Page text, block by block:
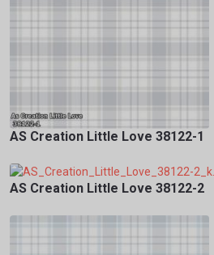
AS Creation Little Love 38122-1
AS Creation Little Love 38122-2